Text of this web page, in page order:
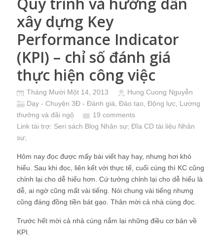
xây dựng Key
Performance Indicator
(KPI) – chỉ số đánh giá
thực hiện công việc
Tháng Mười Một 14, 2013
Hung Cuong Nguyễn
Dạy - Chuyện 3Đ - Đánh giá, Đào tạo, Động lực Lương
thưởng và đãi ngộ
19 comments
Link tài trợ: Seri sách Blog Nhân sự; Đĩa CD tài liệu Nhân
sự;
Hôm nay đọc được mấy bài viết hay hay, nhưng hơi khó
hiểu. Sau khi đọc, liên kết với thực tế, cuối cùng thì KC cũng
chỉnh lại cho dễ hiểu hơn. Cứ tưởng chỉnh lại cho dễ hiểu là
dễ, ai ngờ cũng mất vài tiếng. Nói chung vài tiếng nhưng
cũng đáng đồng tiền bát gạo. Thân mời cả nhà cùng đọc.
Trước hết mời cả nhà cùng nắm lại những điều cơ bản về
KPI.